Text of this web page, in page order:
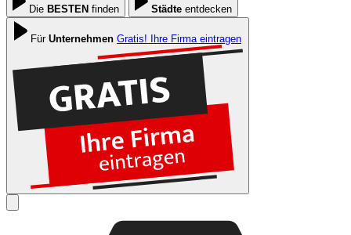
Die BESTEN finden Städte entdecken
Für Unternehmen Gratis! Ihre Firma eintragen